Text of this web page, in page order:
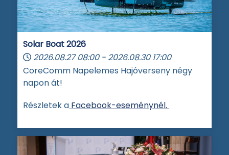
Solar Boat 2026
2026.08.27 08:00 - 2026.08.30 17:00
CoreComm Napelemes Hajóverseny négy
napon át!
Részletek a Facebook-eseménynél.